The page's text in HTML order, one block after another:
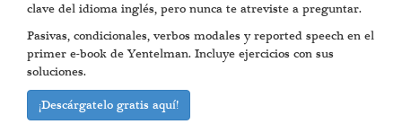
clave del idioma inglés, pero nunca te atreviste a preguntar.
Pasivas, condicionales, verbos modales y reported speech en el
primer e-book de Yentelman. Incluye ejercicios con sus
soluciones.
¡Descárgatelo gratis aquí!